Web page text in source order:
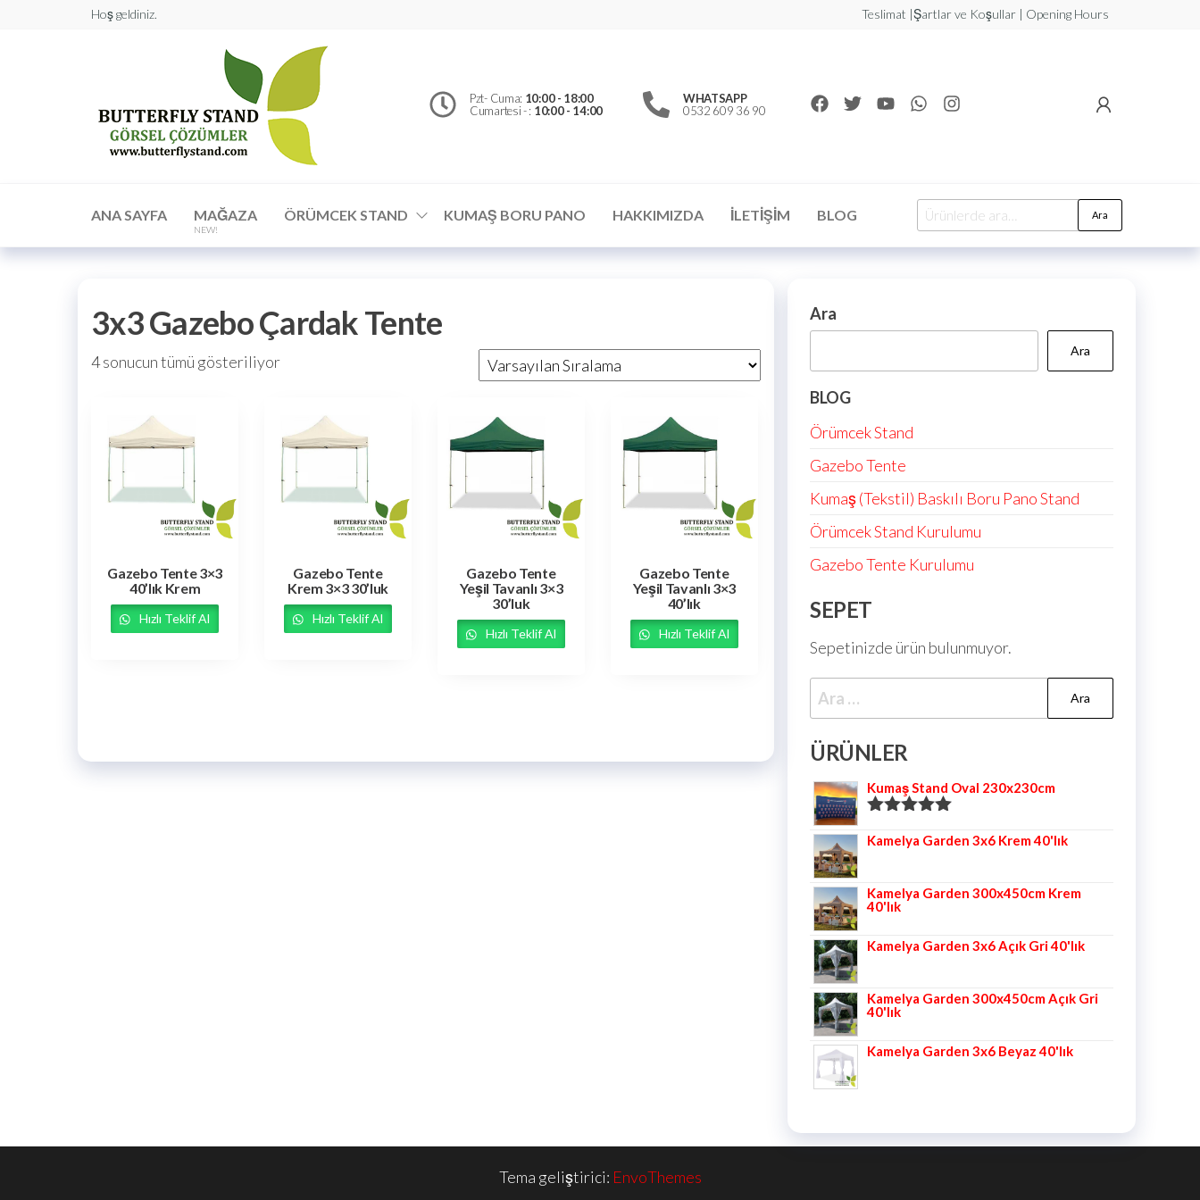
Hoş geldiniz. Teslimat |Şartlar ve Koşullar | Opening Hours
Çözümler
Pzt- Cuma: 10:00 - 18:00
Cumartesi - : 10:00 - 14:00
WHATSAPP
0532 609 36 90
ANA SAYFA MAĞAZA
NEW!
ÖRÜMCEK STAND KUMAŞ BORU PANO HAKKIMIZDA İLETIŞIM BLOG Ara
3x3 Gazebo Çardak Tente
4 sonucun tümü gösteriliyor
Gazebo Tente 3×3
40’lık Krem
Hızlı Teklif Al
Gazebo Tente
Krem 3×3 30’luk
Hızlı Teklif Al
Gazebo Tente
Yeşil Tavanlı 3×3
30’luk
Hızlı Teklif Al
Gazebo Tente
Yeşil Tavanlı 3×3
40’lık
Hızlı Teklif Al
Ara
Ara
BLOG
Örümcek Stand
Gazebo Tente
Kumaş (Tekstil) Baskılı Boru Pano Stand
Örümcek Stand Kurulumu
Gazebo Tente Kurulumu
SEPET
Sepetinizde ürün bulunmuyor.
ÜRÜNLER
Kumaş Stand Oval 230x230cm
5.00oy aldı
Kamelya Garden 3x6 Krem 40'lık
Kamelya Garden 300x450cm Krem
40'lık
Kamelya Garden 3x6 Açık Gri 40'lık
Kamelya Garden 300x450cm Açık Gri
40'lık
Kamelya Garden 3x6 Beyaz 40'lık
Tema geliştirici: EnvoThemes